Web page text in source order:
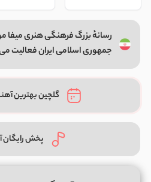
رسانهٔ بزرگ فرهنگی هنری میفا
جمهوری اسلامی ایران فعالیت
گلچین بهترین
پخش